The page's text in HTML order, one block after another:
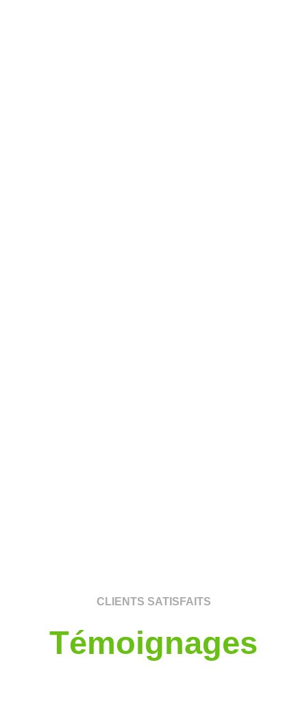
CLIENTS SATISFAITS
Témoignages